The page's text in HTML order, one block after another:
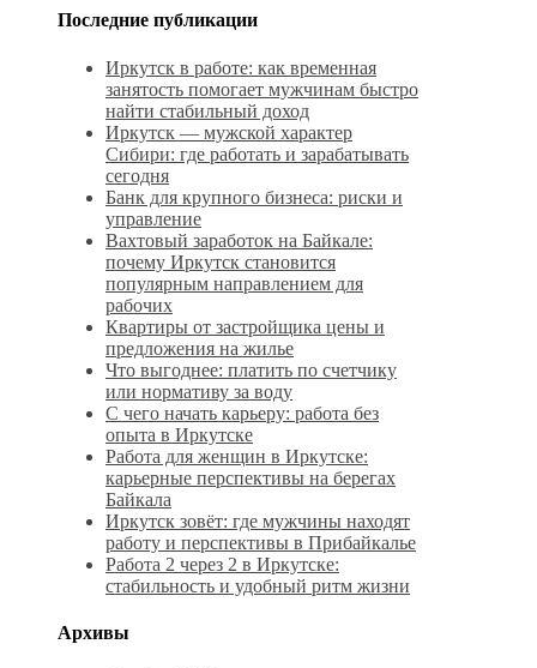
Последние публикации
Иркутск в работе: как временная
занятость помогает мужчинам быстро
найти стабильный доход
Иркутск — мужской характер
Сибири: где работать и зарабатывать
сегодня
Банк для крупного бизнеса: риски и
управление
Вахтовый заработок на Байкале:
почему Иркутск становится
популярным направлением для
рабочих
Квартиры от застройщика цены и
предложения на жилье
Что выгоднее: платить по счетчику
или нормативу за воду
С чего начать карьеру: работа без
опыта в Иркутске
Работа для женщин в Иркутске:
карьерные перспективы на берегах
Байкала
Иркутск зовёт: где мужчины находят
работу и перспективы в Прибайкалье
Работа 2 через 2 в Иркутске:
стабильность и удобный ритм жизни
Архивы